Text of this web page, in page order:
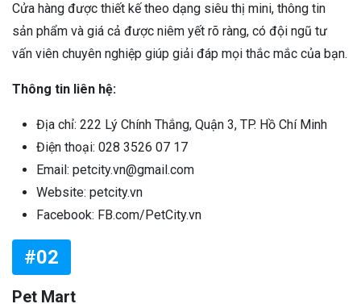
Cửa hàng được thiết kế theo dạng siêu thị mini, thông tin
sản phẩm và giá cả được niêm yết rõ ràng, có đội ngũ tư
vấn viên chuyên nghiệp giúp giải đáp mọi thắc mắc của bạn.
Thông tin liên hệ:
Địa chỉ: 222 Lý Chính Thắng, Quận 3, TP. Hồ Chí Minh
Điện thoại: 028 3526 07 17
Email: petcity.vn@gmail.com
Website: petcity.vn
Facebook: FB.com/PetCity.vn
#02
Pet Mart